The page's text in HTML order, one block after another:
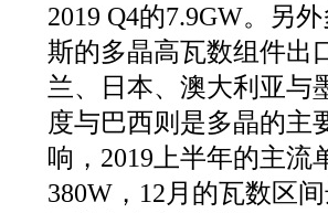
2019 Q4的7.9GW。另
斯的多晶高瓦数组件出
兰、日本、澳大利亚与
度与巴西则是多晶的主
响，2019上半年的主流
380W，12月的瓦数区